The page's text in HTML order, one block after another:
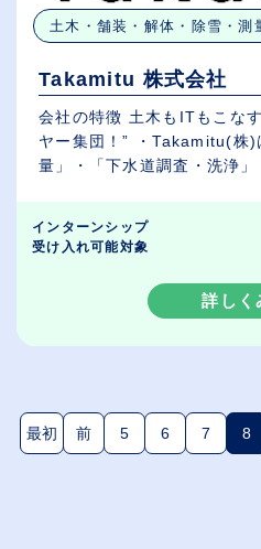
土木・舗装・解体・除雪・測
Takamitu 株式会社
会社の特徴 土木もITもこな
ヤー集団！” ・Takamitu(株)
量」・「下水道調査・洗浄
インターンシップ
受け入れ可能対象
詳しく
最初 前 5 6 7 8
(